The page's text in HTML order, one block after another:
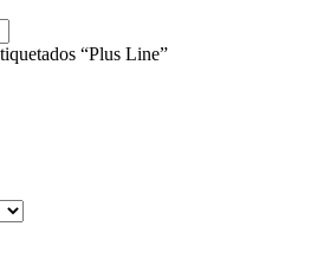
“Plus Line”